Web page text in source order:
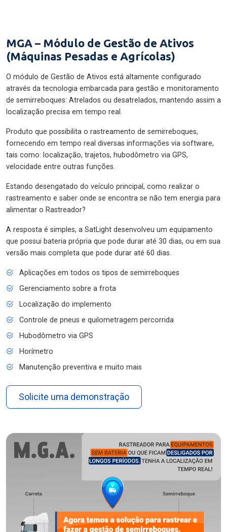
MGA – Módulo de Gestão de Ativos
(Máquinas Pesadas e Agrícolas)
O módulo de Gestão de Ativos está altamente configurado
através da tecnologia embarcada para gestão e monitoramento
de semirreboques: Atrelados ou desatrelados, mantendo assim a
localização precisa em tempo real.
Produto que possibilita o rastreamento de semirreboques,
fornecendo em tempo real diversas informações via software,
tais como: localização, trajetos, hubodômetro via GPS,
velocidade entre outras funções.
Estando desengatado do veículo principal, como realizar o
rastreamento e saber onde se encontra se não tem energia para
alimentar o Rastreador?
A resposta é simples, a SatLight desenvolveu um equipamento
que possui bateria própria que pode durar até 30 dias, ou em sua
versão mais completa que pode durar até 60 dias.
Aplicações em todos os tipos de semirreboques
Gerenciamento sobre a frota
Localização do implemento
Controle de pneus e quilometragem percorrida
Hubodômetro via GPS
Horímetro
Manutenção preventiva e muito mais
Solicite uma demonstração